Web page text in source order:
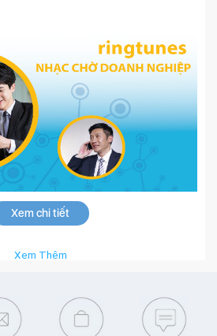
Xem chi tiết
Xem Thêm